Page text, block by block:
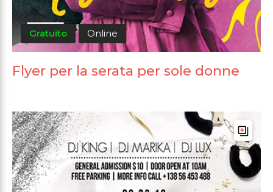
Gratuito Online
Flyer per la serata per sole donne